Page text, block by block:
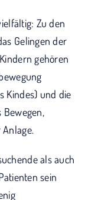
Zu den
Gelingen der
gehören
Kindes) und die
als auch
sein